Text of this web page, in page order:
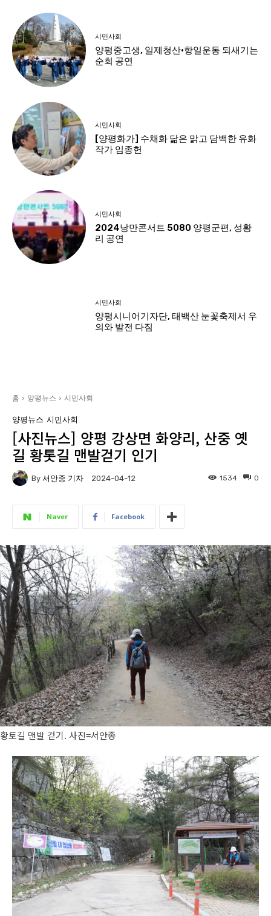
시민사회
양평중고생, 일제청산·항일운동 되새기는
순회 공연
시민사회
[양평화가] 수채화 닮은 맑고 담백한 유화
작가 임종헌
시민사회
2024낭만콘서트 5080 양평군편, 성황
리 공연
시민사회
양평시니어기자단, 태백산 눈꽃축제서 우
의와 발전 다짐